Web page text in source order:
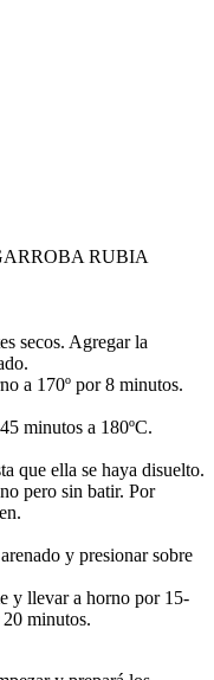
RUBIA
secos. Agregar la
a 170º por 8 minutos.
minutos a 180ºC.
que ella se haya disuelto.
pero sin batir. Por
y presionar sobre
y llevar a horno por 15-
minutos.